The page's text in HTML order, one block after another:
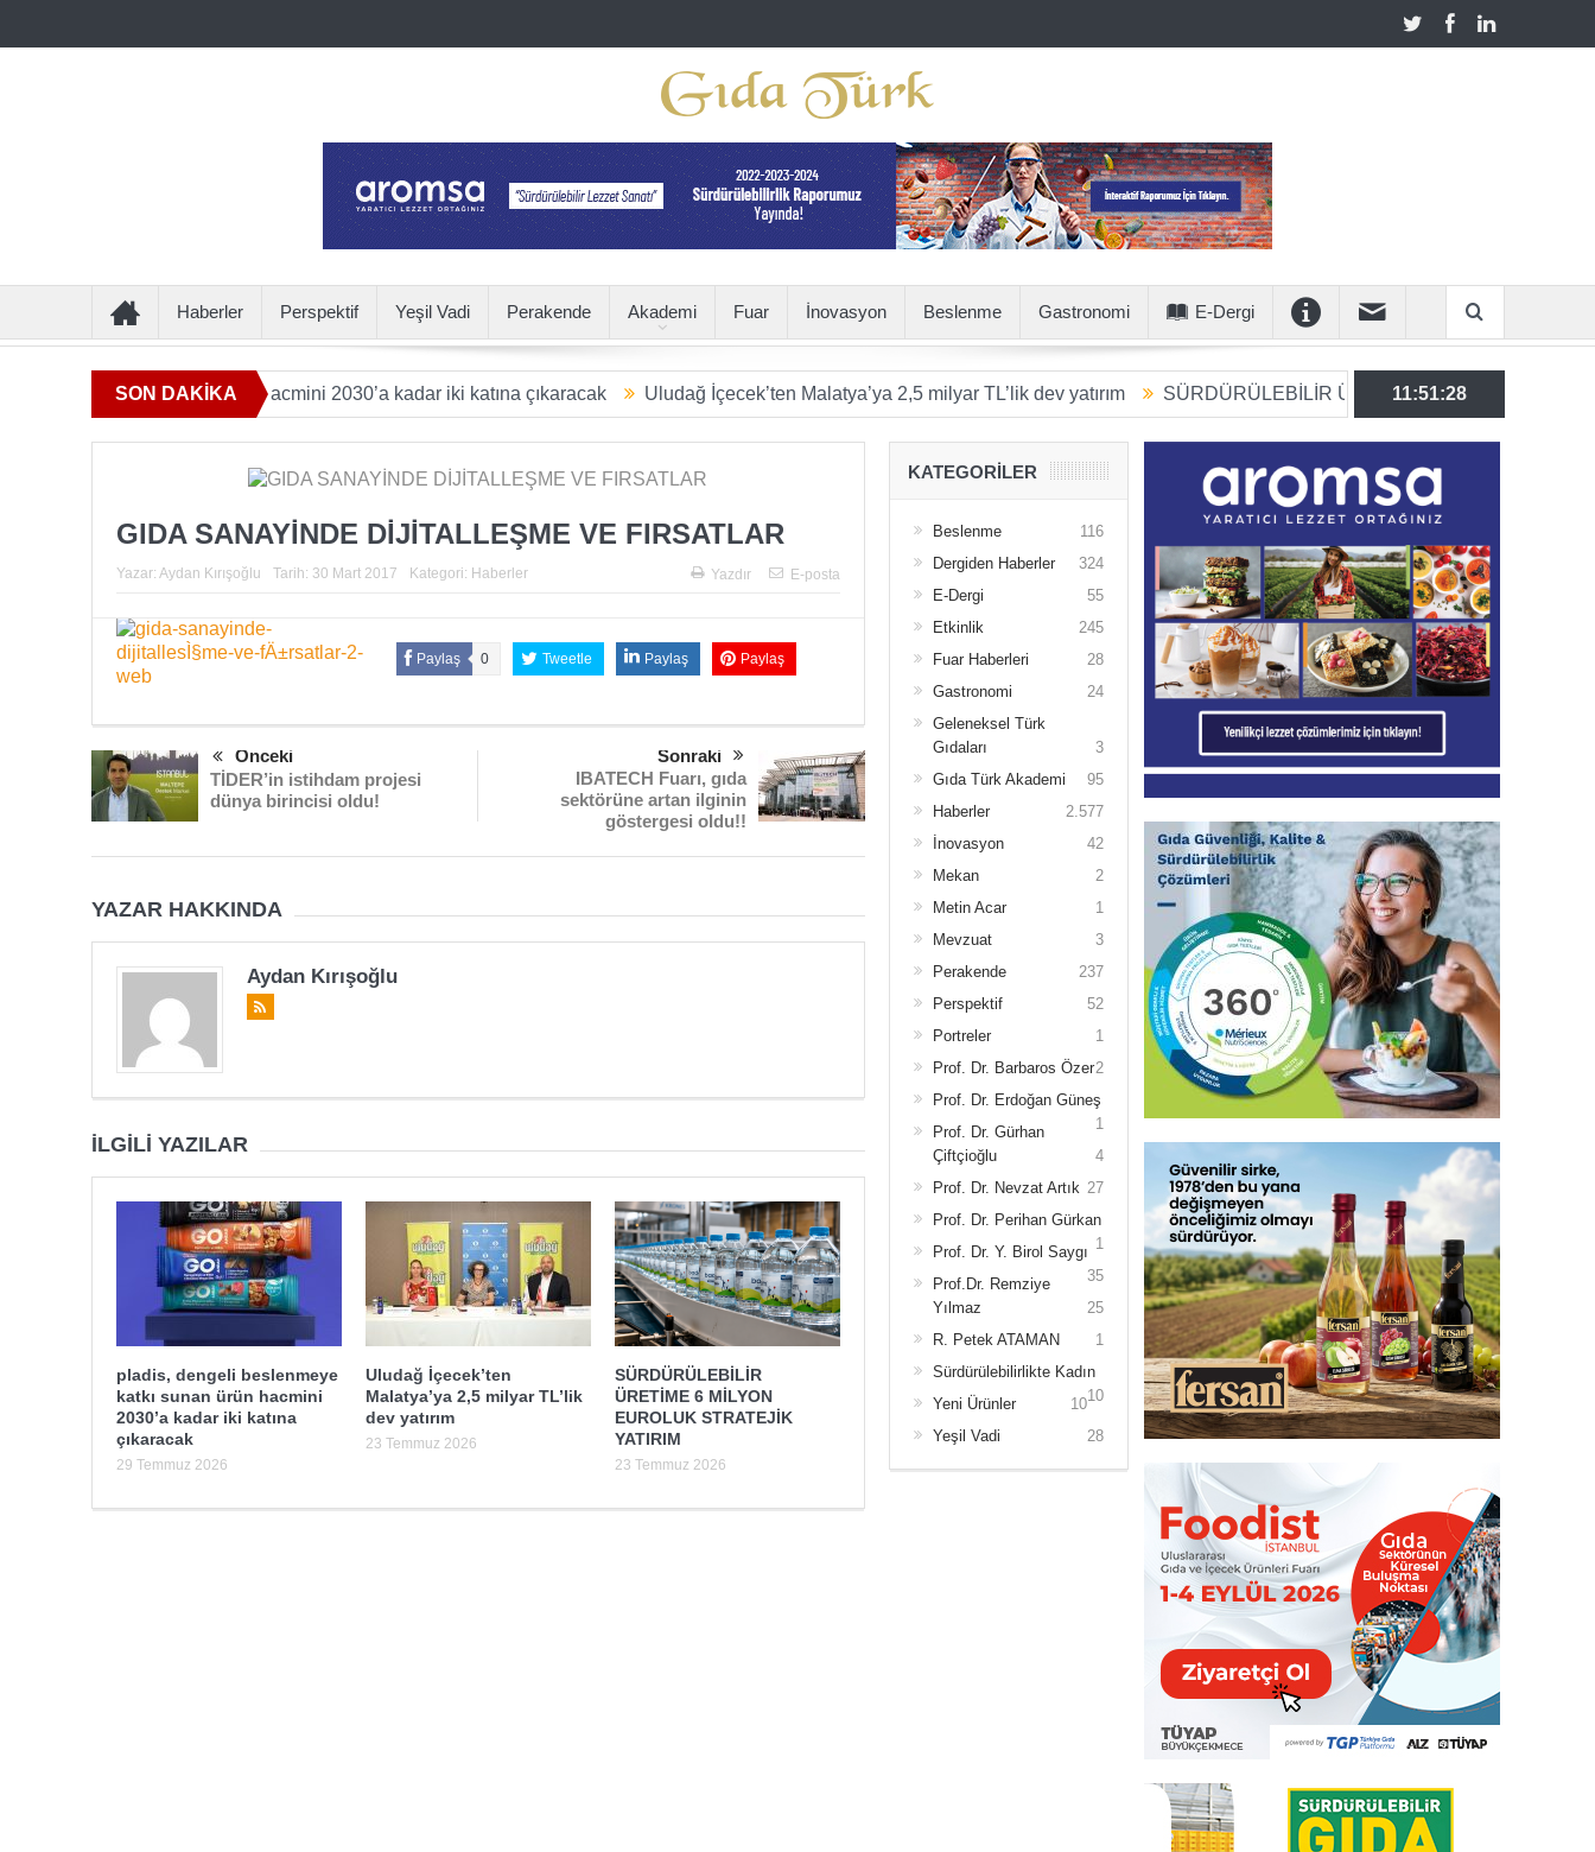
Haberler Perspektif Yeşil Vadi Perakende Akademi Fuar İnovasyon Beslenme Gastronomi E-Dergi
SON DAKİKA
katkı sunan ürün hacmini 2030’a kadar iki katına çıkaracak Uludağ İçecek’ten Malatya’ya 2,5 milyar TL’lik dev yatırım SÜRDÜRÜLEBİLİR ÜRETİME 6 MİLYON EUROLUK
11:51:29
GIDA SANAYİNDE DİJİTALLEŞME VE FIRSATLAR
Yazar: Aydan Kırışoğlu Tarih: 30 Mart 2017 Kategori: Haberler Yazdır E-posta
Paylaş 0 Tweetle Paylaş Paylaş
Önceki
TİDER’in istihdam projesi
dünya birincisi oldu!
Sonraki
IBATECH Fuarı, gıda
sektörüne artan ilginin
göstergesi oldu!!
YAZAR HAKKINDA
Aydan Kırışoğlu
İLGILI YAZILAR
pladis, dengeli beslenmeye
katkı sunan ürün hacmini
2030’a kadar iki katına
çıkaracak
29 Temmuz 2026
Uludağ İçecek’ten
Malatya’ya 2,5 milyar TL’lik
dev yatırım
23 Temmuz 2026
SÜRDÜRÜLEBİLİR
ÜRETİME 6 MİLYON
EUROLUK STRATEJİK
YATIRIM
23 Temmuz 2026
KATEGORILER
Beslenme
116
Dergiden Haberler
324
E-Dergi
55
Etkinlik
245
Fuar Haberleri
28
Gastronomi
24
Geleneksel Türk
Gıdaları
3
Gıda Türk Akademi
95
Haberler
2.577
İnovasyon
42
Mekan
2
Metin Acar
1
Mevzuat
3
Perakende
237
Perspektif
52
Portreler
1
Prof. Dr. Barbaros Özer2
Prof. Dr. Erdoğan Güneş
1
Prof. Dr. Gürhan
Çiftçioğlu
4
Prof. Dr. Nevzat Artık 27
Prof. Dr. Perihan Gürkan
1
Prof. Dr. Y. Birol Saygı
35
Prof.Dr. Remziye
Yılmaz
25
R. Petek ATAMAN
1
Sürdürülebilirlikte Kadın
10
Yeni Ürünler
10
Yeşil Vadi
28